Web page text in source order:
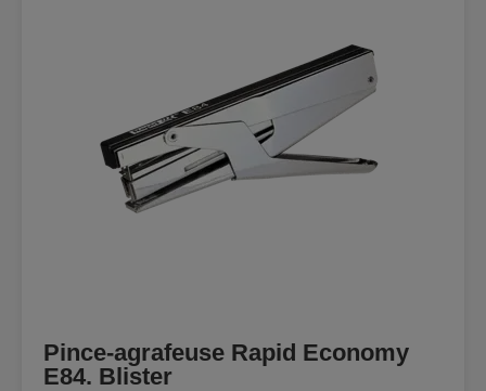
Pince-agrafeuse Rapid Economy
E84. Blister